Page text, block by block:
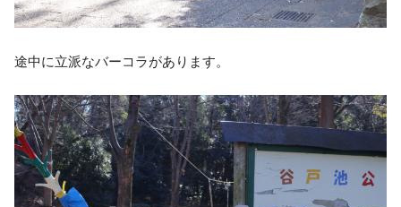
途中に立派なバーコラがあります。